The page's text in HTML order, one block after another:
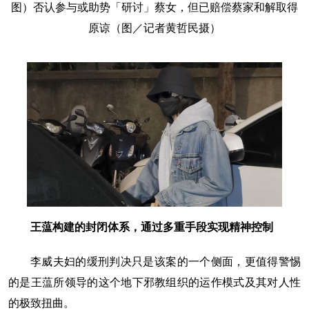
图）否认参与或助势「研讨」蔡女，但已赔偿蔡家和解取得
原谅（图／记者黄哲民摄）
王蕰构建的封闭体系，通过多重手段实现精神控制
李威夫妇的缓刑判决只是该案的一个侧面，更值得警惕
的是王蕰所领导的这个地下邪教组织的运作模式及其对人性
的极致扭曲。